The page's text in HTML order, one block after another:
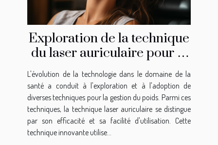
Exploration de la technique
du laser auriculaire pour la
gestion du poids
L'évolution de la technologie dans le domaine de la
santé a conduit à l'exploration et à l'adoption de
diverses techniques pour la gestion du poids. Parmi ces
techniques, la technique laser auriculaire se distingue
par son efficacité et sa facilité d'utilisation. Cette
technique innovante utilise...